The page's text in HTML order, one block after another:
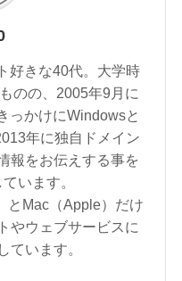
好きな40代。大学時
のの、2005年9月に
っかけにWindowsと
年に独自ドメイン
報をお伝えする事を
います。
とMac（Apple）だけ
やウェブサービスに
ています。